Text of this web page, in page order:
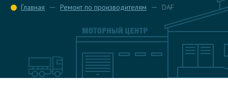
Главная Ремонт по производителям DAF